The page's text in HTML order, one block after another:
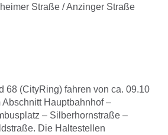
Straße / Anzinger Straße
68 (CityRing) fahren von ca. 09.10
Abschnitt Hauptbahnhof –
– Silberhornstraße –
Die Haltestellen